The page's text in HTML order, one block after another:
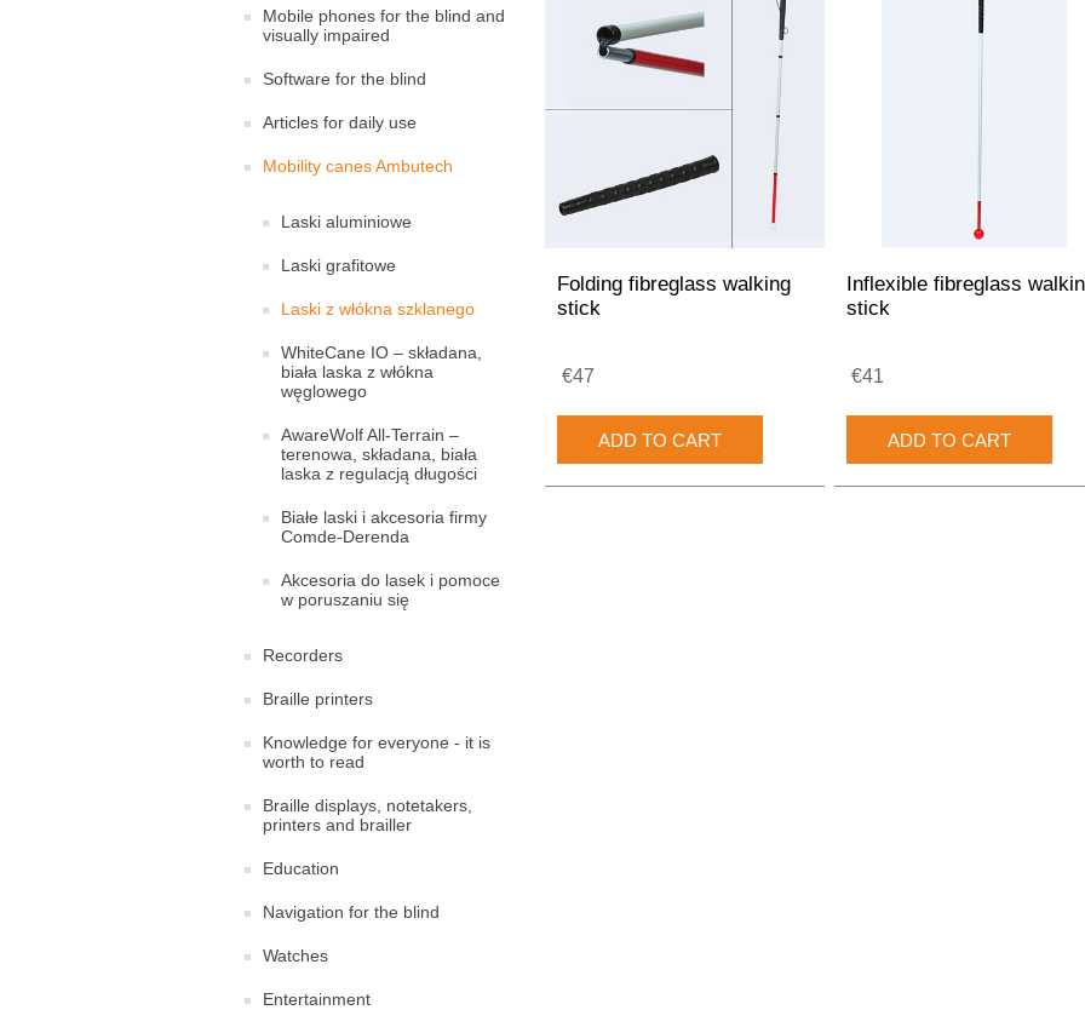
Mobile phones for the blind and
visually impaired
Software for the blind
Articles for daily use
Mobility canes Ambutech
Laski aluminiowe
Laski grafitowe
Laski z włókna szklanego
WhiteCane IO – składana,
biała laska z włókna
węglowego
AwareWolf All-Terrain –
terenowa, składana, biała
laska z regulacją długości
Białe laski i akcesoria firmy
Comde-Derenda
Akcesoria do lasek i pomoce
w poruszaniu się
Recorders
Braille printers
Knowledge for everyone - it is
worth to read
Braille displays, notetakers,
printers and brailler
Education
Navigation for the blind
Watches
Entertainment
Folding fibreglass walking
stick
€47
Inflexible fibreglass
stick
€41